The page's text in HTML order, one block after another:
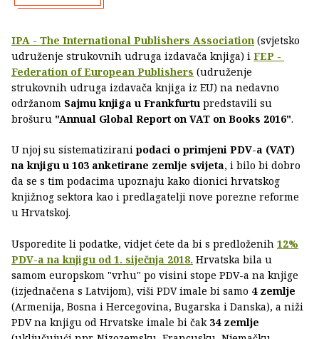
IPA - The International Publishers Association (svjetsko
udruženje strukovnih udruga izdavača knjiga) i FEP -
Federation of European Publishers (udruženje
strukovnih udruga izdavača knjiga iz EU) na nedavno
održanom Sajmu knjiga u Frankfurtu predstavili su
brošuru "Annual Global Report on VAT on Books 2016".
U njoj su sistematizirani podaci o primjeni PDV-a (VAT)
na knjigu u 103 anketirane zemlje svijeta, i bilo bi dobro
da se s tim podacima upoznaju kako dionici hrvatskog
knjižnog sektora kao i predlagatelji nove porezne reforme
u Hrvatskoj.
Usporedite li podatke, vidjet ćete da bi s predloženih 12%
PDV-a na knjigu od 1. siječnja 2018. Hrvatska bila u
samom europskom "vrhu" po visini stope PDV-a na knjige
(izjednačena s Latvijom), viši PDV imale bi samo 4 zemlje
(Armenija, Bosna i Hercegovina, Bugarska i Danska), a niži
PDV na knjigu od Hrvatske imale bi čak 34 zemlje